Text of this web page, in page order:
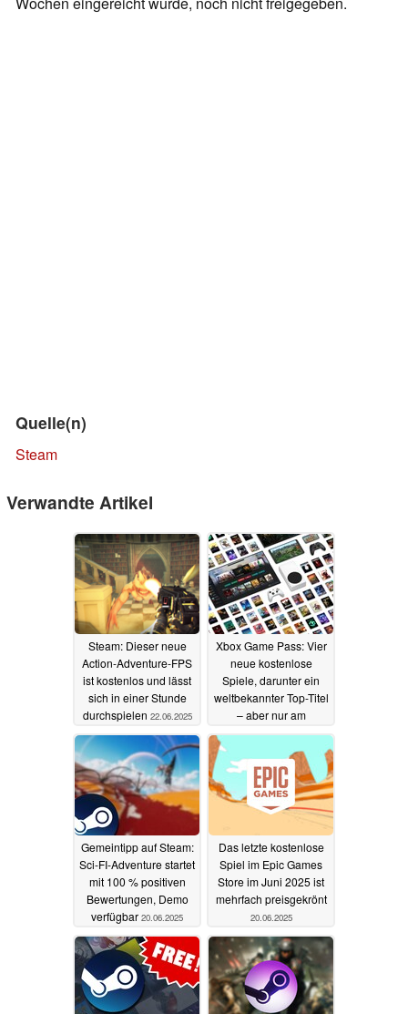
Quelle(n)
Steam
Verwandte Artikel
Steam: Dieser neue
Action-Adventure-FPS
ist kostenlos und lässt
sich in einer Stunde
durchspielen 22.06.2025
Xbox Game Pass: Vier
neue kostenlose
Spiele, darunter ein
weltbekannter Top-Titel
– aber nur am
Wochenende20.06.2025
Gemeintipp auf Steam:
Sci-FI-Adventure startet
mit 100 % positiven
Bewertungen, Demo
verfügbar 20.06.2025
Das letzte kostenlose
Spiel im Epic Games
Store im Juni 2025 ist
mehrfach preisgekrönt
20.06.2025